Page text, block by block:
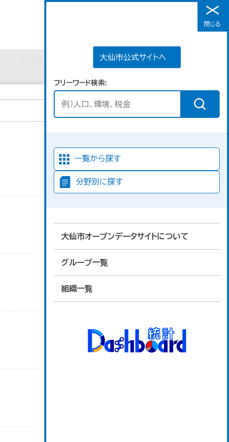
メニュー
大仙市公式サイトへ
フリーワード検索
一覧から探す
分野別に探す
大仙市オープンデータサイトについて
グループ一覧
組織一覧
閉じる